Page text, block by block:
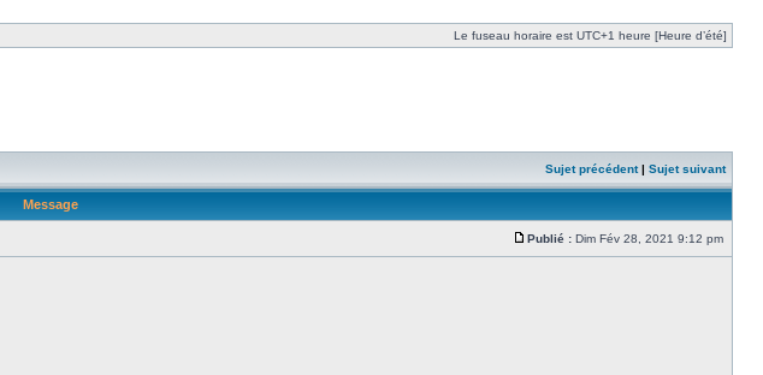
Le fuseau horaire est UTC+1 heure [Heure d’été]
Sujet précédent| Sujet suivant
Message
Publié : Dim Fév 28, 2021 9:12 pm